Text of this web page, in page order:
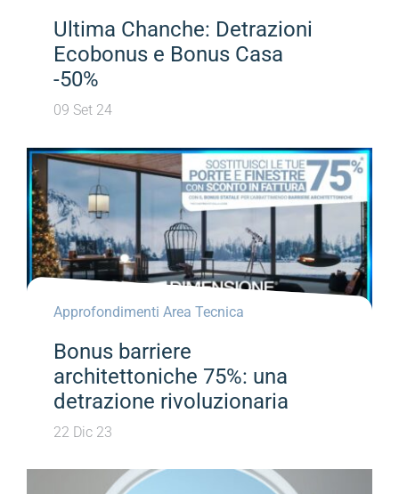
Ultima Chanche: Detrazioni
Ecobonus e Bonus Casa
-50%
09 Set 24
Approfondimenti Area Tecnica
Bonus barriere
architettoniche 75%: una
detrazione rivoluzionaria
22 Dic 23